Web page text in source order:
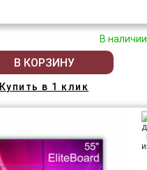
В наличии
В КОРЗИНУ
Купить в 1 клик